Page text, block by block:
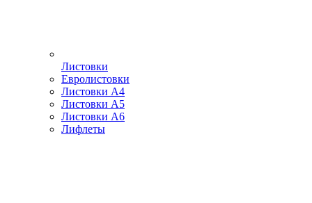
Листовки
Евролистовки
Листовки А4
Листовки А5
Листовки А6
Лифлеты